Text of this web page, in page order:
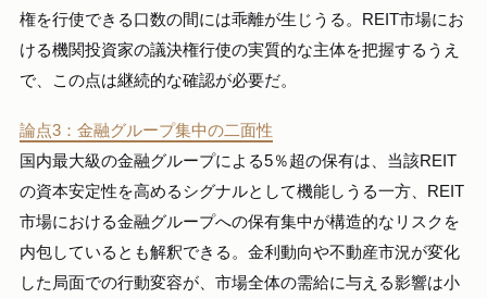
権を行使できる口数の間には乖離が生じうる。REIT市場にお
ける機関投資家の議決権行使の実質的な主体を把握するうえ
で、この点は継続的な確認が必要だ。
論点3：金融グループ集中の二面性
国内最大級の金融グループによる5％超の保有は、当該REIT
の資本安定性を高めるシグナルとして機能しうる一方、REIT
市場における金融グループへの保有集中が構造的なリスクを
内包しているとも解釈できる。金利動向や不動産市況が変化
した局面での行動変容が、市場全体の需給に与える影響は小